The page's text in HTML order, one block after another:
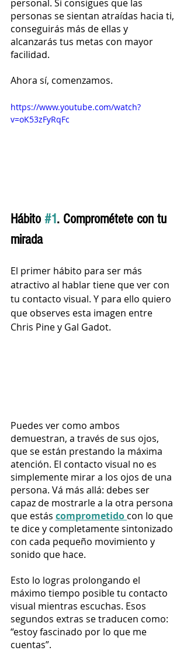
personal. Si consigues que las
personas se sientan atraídas hacia ti,
conseguirás más de ellas y
alcanzarás tus metas con mayor
facilidad.
Ahora sí, comenzamos.
https://www.youtube.com/watch?
v=oK53zFyRqFc
Hábito #1. Comprométete con tu
mirada
El primer hábito para ser más
atractivo al hablar tiene que ver con
tu contacto visual. Y para ello quiero
que observes esta imagen entre
Chris Pine y Gal Gadot.
Puedes ver como ambos
demuestran, a través de sus ojos,
que se están prestando la máxima
atención. El contacto visual no es
simplemente mirar a los ojos de una
persona. Vá más allá: debes ser
capaz de mostrarle a la otra persona
que estás comprometido con lo que
te dice y completamente sintonizado
con cada pequeño movimiento y
sonido que hace.
Esto lo logras prolongando el
máximo tiempo posible tu contacto
visual mientras escuchas. Esos
segundos extras se traducen como:
“estoy fascinado por lo que me
cuentas”.